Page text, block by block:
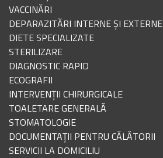
VACCINĂRI
DEPARAZITĂRI INTERNE ȘI EXTERNE
DIETE SPECIALIZATE
STERILIZARE
DIAGNOSTIC RAPID
ECOGRAFII
INTERVENȚII CHIRURGICALE
TOALETARE GENERALĂ
STOMATOLOGIE
DOCUMENTAȚII PENTRU CĂLĂTORII
SERVICII LA DOMICILIU